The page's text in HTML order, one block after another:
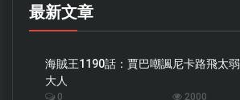
最新文章
海賊王1190話：賈巴嘲諷尼卡路飛太
大人
0 2000